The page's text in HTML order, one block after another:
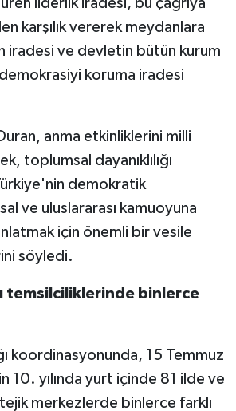
karşılık vererek meydanlara
iradesi ve devletin bütün kurum
koruma iradesi
anma etkinliklerini milli
toplumsal dayanıklılığı
demokratik
ve uluslararası kamuoyuna
için önemli bir vesile
söyledi.
temsilciliklerinde binlerce
koordinasyonunda, 15 Temmuz
10. yılında yurt içinde 81 ilde ve
merkezlerde binlerce farklı